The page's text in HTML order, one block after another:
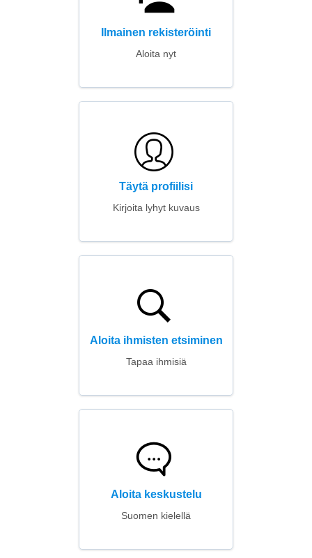
Ilmainen rekisteröinti
Aloita nyt
Täytä profiilisi
Kirjoita lyhyt kuvaus
Aloita ihmisten etsiminen
Tapaa ihmisiä
Aloita keskustelu
Suomen kielellä